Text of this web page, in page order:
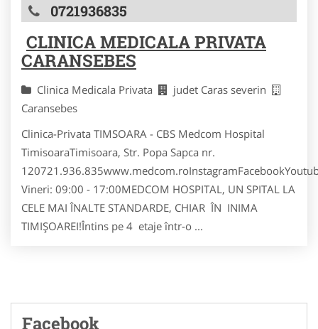
0721936835
CLINICA MEDICALA PRIVATA
CARANSEBES
Clinica Medicala Privata
judet Caras severin
Caransebes
Clinica-Privata TIMSOARA - CBS Medcom Hospital
TimisoaraTimisoara, Str. Popa Sapca nr.
Vineri: 09:00 - 17:00MEDCOM HOSPITAL, UN SPITAL LA
CELE MAI ÎNALTE STANDARDE, CHIAR ÎN INIMA
TIMIȘOAREI!Întins pe 4 etaje într-o ...
Facebook